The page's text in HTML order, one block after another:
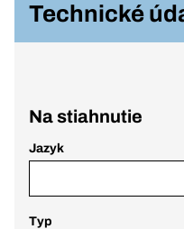
Technické
Na stiahnutie
Jazyk
Typ